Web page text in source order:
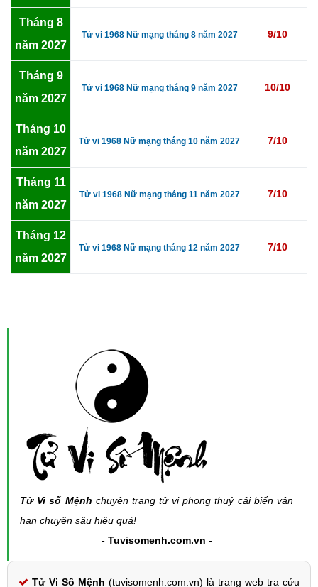
Tháng 8
năm 2027
Tử vi 1968 Nữ mạng tháng 8 năm 2027 9/10
Tháng 9
năm 2027
Tử vi 1968 Nữ mạng tháng 9 năm 2027 10/10
Tháng 10
năm 2027
Tử vi 1968 Nữ mạng tháng 10 năm 2027 7/10
Tháng 11
năm 2027
Tử vi 1968 Nữ mạng tháng 11 năm 2027 7/10
Tháng 12
năm 2027
Tử vi 1968 Nữ mạng tháng 12 năm 2027 7/10
Tử Vi số Mệnh chuyên trang tử vi phong thuỷ cải biến vận
hạn chuyên sâu hiệu quả!
- Tuvisomenh.com.vn -
Tử Vi Số Mệnh (tuvisomenh.com.vn) là trang web tra cứu